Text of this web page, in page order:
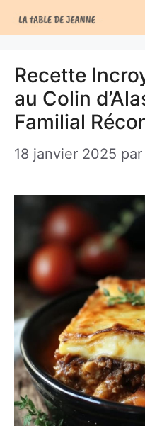
au
Recette
au Colin
Familial
18 janvier 2025 par